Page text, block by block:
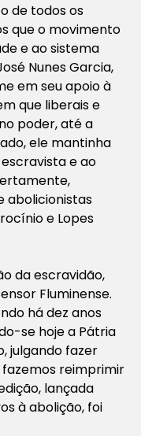
de todos os
que o movimento
e ao sistema
Nunes Garcia,
em seu apoio à
que liberais e
poder, até a
ele mantinha
e ao
abolicionistas
e Lopes
da escravidão,
Fluminense.
há dez anos
se hoje a Pátria
julgando fazer
fazemos reimprimir
lançada
à abolição, foi